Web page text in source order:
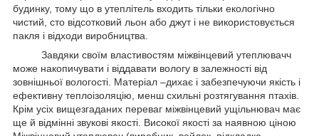
будинку, тому що в утеплітель входить тільки екологічно
чистий, сто відсотковий льон або джут і не використовується
пакля і відходи виробництва.
Завдяки своїм властивостям міжвінцевий утеплювачч
може накопичувати і віддавати вологу в залежності від
зовнішньої вологості. Матеріал –дихає і забезпечуючи якість і
ефективну теплоізоляцію, менш схильні розтягування птахів.
Крім усіх вищезгаданих переваг міжвінцевий ущільнювач має
ще й відмінні звукові якості. Високої якості за наявною ціною